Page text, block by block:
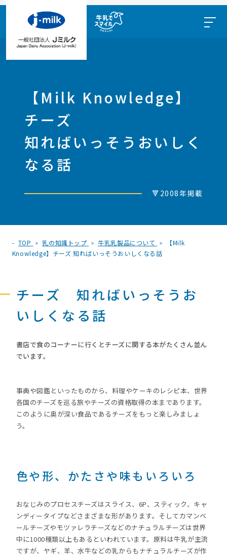
【Milk Knowledge】
チーズ
知ればいっそうおいしく
なる話
🔻2008年掲載
TOP 乳の知識トップ 牛乳乳製品について
【Milk
Knowledge】チーズ 知ればいっそうおいしくなる話
チーズ 知ればいっそうお
いしくなる話
書店で食のコーナーに行くとチーズに関する本がたくさん並ん
でいます。
事典や図鑑といったものから、料理やケーキのレシピ本、世界
各国のチーズを巡る旅やチーズの資格取得の本まであります。
このように奥が深い食品であるチーズをもっと楽しみましょ
う。
色や形、かたさや味もいろいろ
おなじみのプロセスチーズはスライス、6P、スティック、キャ
ンディータイプなどさまざまな形があります。そしてカマンベ
ールチーズやモツァレラチーズなどのナチュラルチーズは世界
中に1000種類以上もあるといわれています。原料は牛乳が主流
ですが、ヤギ、羊、水牛などの乳からもナチュラルチーズが作